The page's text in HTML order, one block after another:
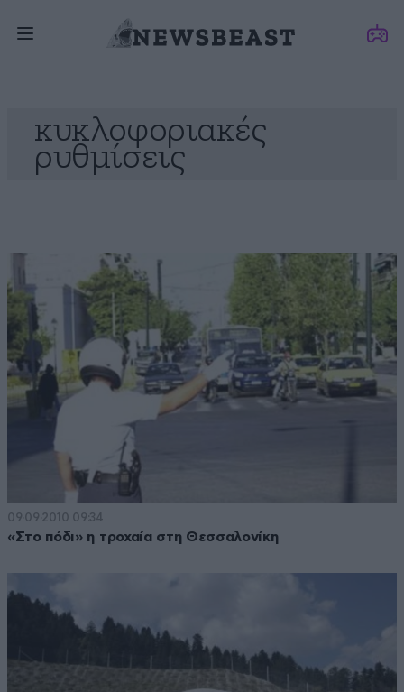
κυκλοφοριακές
ρυθμίσεις
09·09·2010 09:34
«Στο πόδι» η τροχαία στη Θεσσαλονίκη